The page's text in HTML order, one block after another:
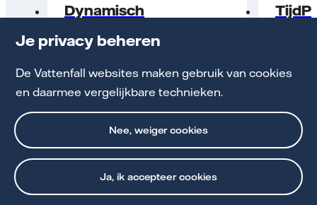
Je privacy beheren
De Vattenfall websites maken gebruik van cookies
en daarmee vergelijkbare technieken.
Ja, ik accepteer cookies
Nee, weiger cookies
Dynamisch
Ideaal als je flexibel bent en je
energiemarkt.
gasprijs per dag
uur
In